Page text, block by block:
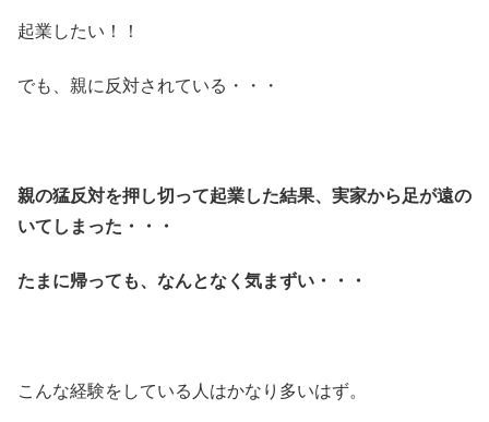
起業したい！！
でも、親に反対されている・・・
親の猛反対を押し切って起業した結果、実家から足が遠の
いてしまった・・・
たまに帰っても、なんとなく気まずい・・・
こんな経験をしている人はかなり多いはず。